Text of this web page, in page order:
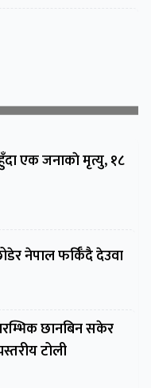
एक जनाकाे मृत्यु, १८
नेपाल फर्किँदै देउवा
छानबिन सकेर
टोली